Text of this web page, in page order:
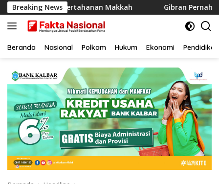
Langsung
ke
konten
Breaking News
Pakta Pertahanan Makkah Gibran Pernah
Beranda Nasional Polkam Hukum Ekonomi Pendidikan